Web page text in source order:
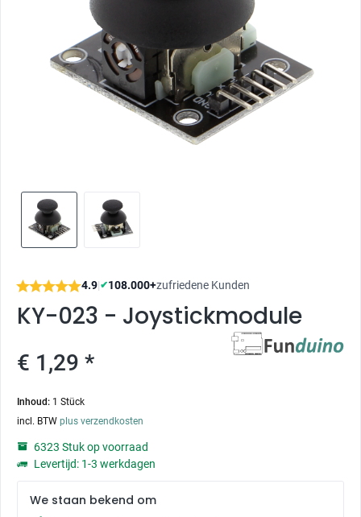
4.9|✔108.000+zufriedene Kunden
KY-023 - Joystickmodule
€ 1,29 *
Inhoud: 1 Stück
incl. BTW plus verzendkosten
6323 Stuk op voorraad
Levertijd: 1-3 werkdagen
We staan bekend om